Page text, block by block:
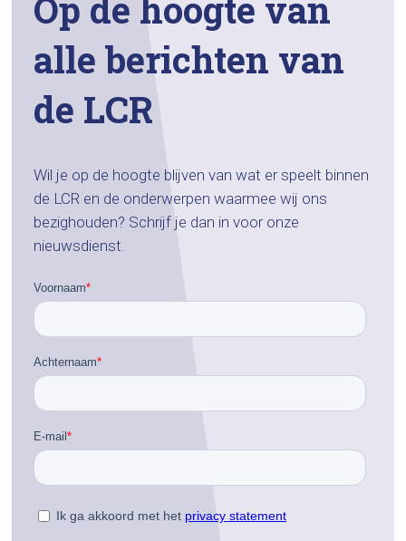
Op de hoogte van
alle berichten van
de LCR
Wil je op de hoogte blijven van wat er speelt binnen
de LCR en de onderwerpen waarmee wij ons
bezighouden? Schrijf je dan in voor onze
nieuwsdienst.